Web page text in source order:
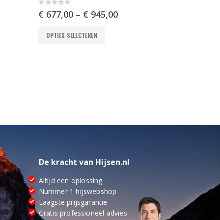
€ 677,00 – € 945,00
OPTIES SELECTEREN
Dit
productpagina
De kracht van Hijsen.nl
Altijd een oplossing
Nummer 1 hijswebshop
Laagste prijsgarantie
Gratis professioneel advies